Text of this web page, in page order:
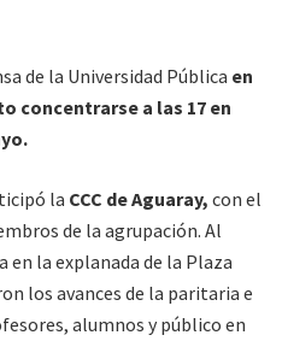
de la Universidad Pública en
concentrarse a las 17 en
la CCC de Aguaray, con el
de la agrupación. Al
en la explanada de la Plaza
los avances de la paritaria e
alumnos y público en